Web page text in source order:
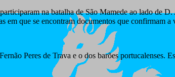
na batalha de São Mamede ao lado de
em que se encontram documentos que confirmam
Peres de Trava e o dos barões